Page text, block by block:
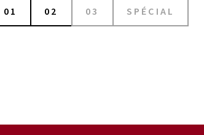
01 02 03 SPÉCIAL